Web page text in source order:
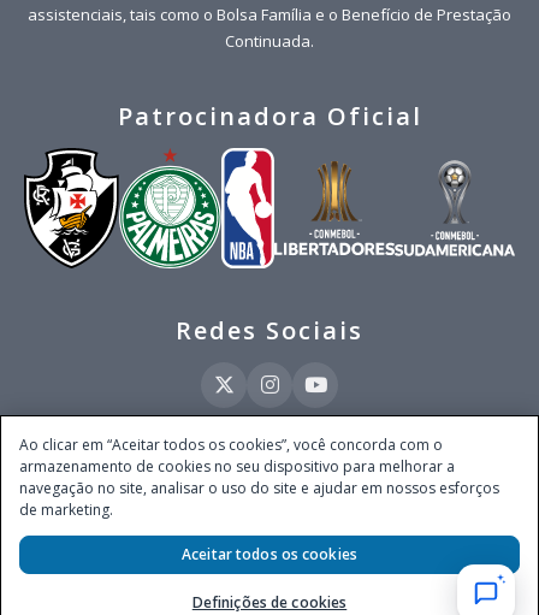
assistenciais, tais como o Bolsa Família e o Benefício de Prestação
Continuada.
Patrocinadora Oficial
Redes Sociais
Este site é operado pela Ventmear Brasil LTDA (CNPJ 52.868.380/0001-84), com
endereço na Avenida Brigadeiro Faria Lima, nº 4.055, 3º andar, Itaim Bibi, no
Município de São Paulo, Estado de São Paulo, CEP 04538-133, Brasil - empresa
Secretaria de Prêmios e Apostas do Ministério da Fazenda, conforme Portaria nº
247, de 07.02.2025, publicada no DOU em 11.2.2025.
Ao clicar em “Aceitar todos os cookies”, você concorda com o
armazenamento de cookies no seu dispositivo para melhorar a
navegação no site, analisar o uso do site e ajudar em nossos esforços
de marketing.
Definições de cookies
Aceitar todos os cookies